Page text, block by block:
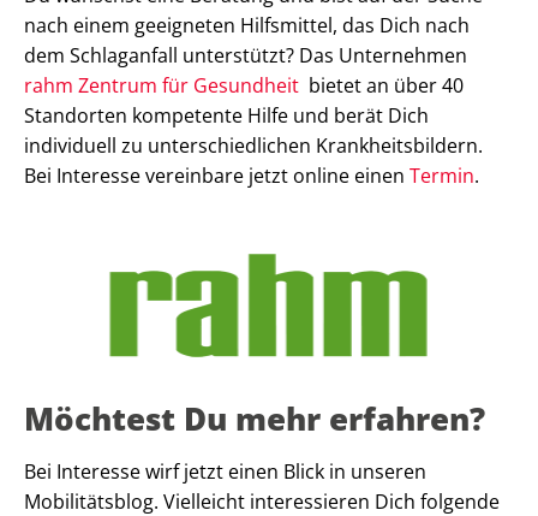
nach einem geeigneten Hilfsmittel, das Dich nach
dem Schlaganfall unterstützt? Das Unternehmen
rahm Zentrum für Gesundheit bietet an über 40
Standorten kompetente Hilfe und berät Dich
individuell zu unterschiedlichen Krankheitsbildern.
Bei Interesse vereinbare jetzt online einen Termin.
Möchtest Du mehr erfahren?
Bei Interesse wirf jetzt einen Blick in unseren
Mobilitätsblog. Vielleicht interessieren Dich folgende